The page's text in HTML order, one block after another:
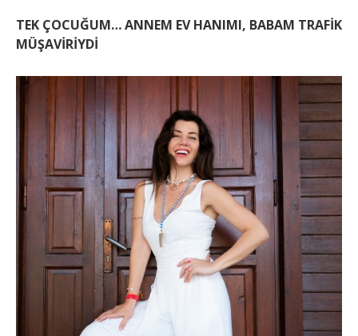
TEK ÇOCUĞUM… ANNEM EV HANIMI, BABAM TRAFİK
MÜŞAVİRİYDİ